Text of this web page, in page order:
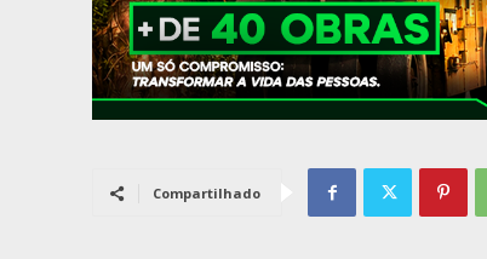
Compartilhado